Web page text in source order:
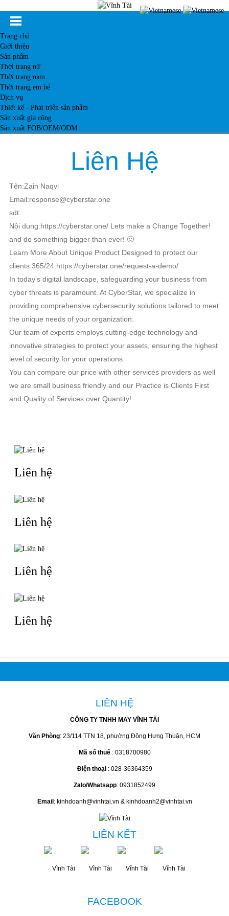
Trang chủ
Giới thiệu
Sản phẩm
Thời trang nữ
Thời trang nam
Thời trang em bé
Dịch vụ
Thiết kế - Phát triển sản phẩm
Sản xuất gia công
Sản xuất FOB/OEM/ODM
Liên Hệ
Tên:Zain Naqvi
Email:response@cyberstar.one
sdt:
Nội dung:https://cyberstar.one/ Lets make a Change Together!
and do something bigger than ever! 🙂
Learn More About Unique Product Designed to protect our
clients 365/24 https://cyberstar.one/request-a-demo/
In today’s digital landscape, safeguarding your business from
cyber threats is paramount. At CyberStar, we specialize in
providing comprehensive cybersecurity solutions tailored to meet
the unique needs of your organization.
Our team of experts employs cutting-edge technology and
innovative strategies to protect your assets, ensuring the highest
level of security for your operations.
You can compare our price with other services providers as well
we are small business friendly and our Practice is Clients First
and Quality of Services over Quantity!
Liên hệ
Liên hệ
Liên hệ
Liên hệ
LIÊN HỆ
CÔNG TY TNHH MAY VĨNH TÀI
Văn Phòng: 23/114 TTN 18, phường Đông Hưng Thuận, HCM
Mã số thuế : 0318700980
Điện thoại : 028-36364359
Zalo/Whatsapp: 0931852499
Email : kinhdoanh@vinhtai.vn & kinhdoanh2@vinhtai.vn
LIÊN KẾT
FACEBOOK